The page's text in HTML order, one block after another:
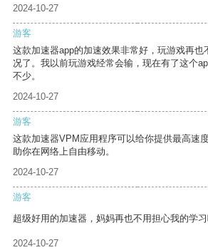
2024-10-27
游客
这款加速器app的加速效果非常好，玩游戏再也
况了。我以前玩游戏经常会输，现在有了这个
不少。
2024-10-27
游客
这款加速器VPM应用程序可以给你提供最高速
助你在网络上自由移动。
2024-10-27
游客
超级好用的加速器，妈妈再也不用担心我的学习
2024-10-27